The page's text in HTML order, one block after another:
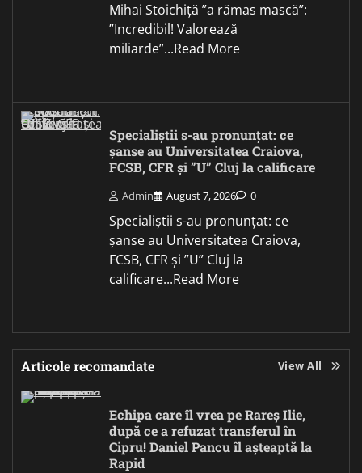
Mihai Stoichiță ”a rămas mască”:
”Incredibil! Valorează
miliarde”...Read More
Specialiștii s-au pronunțat: ce
șanse au Universitatea Craiova,
FCSB, CFR și ”U” Cluj la calificare
Admin August 7, 2026 0
Specialiștii s-au pronunțat: ce
șanse au Universitatea Craiova,
FCSB, CFR și ”U” Cluj la
calificare...Read More
Articole recomandate View All
Echipa care îl vrea pe Rareș Ilie,
după ce a refuzat transferul în
Cipru! Daniel Pancu îl așteaptă la
Rapid